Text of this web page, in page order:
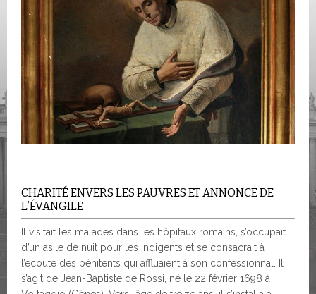
CHARITÉ ENVERS LES PAUVRES ET ANNONCE DE
L’ÉVANGILE
Il visitait les malades dans les hôpitaux romains, s’occupait
d’un asile de nuit pour les indigents et se consacrait à
l’écoute des pénitents qui affluaient à son confessionnal. Il
s’agit de Jean-Baptiste de Rossi, né le 22 février 1698 à